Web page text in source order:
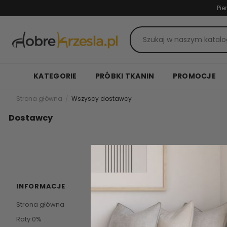
KATEGORIE PRÓBKI TKANIN PROMOCJE
Strona główna Wszyscy dostawcy
Dostawcy
INFORMACJE
Strona główna
Raty 0%
Kontakt
O firmie